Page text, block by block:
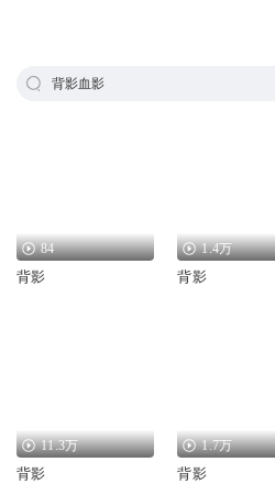
背影血影
84
背影
1.4万
背影
11.3万
背影
1.7万
背影